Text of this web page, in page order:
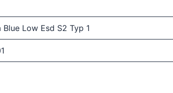
Blue Low Esd S2 Typ 1